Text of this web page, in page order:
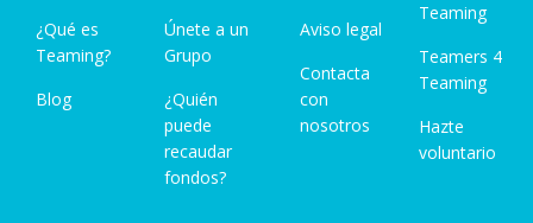
¿Qué es
Teaming?
Blog
Únete a un
Grupo
¿Quién
puede
recaudar
fondos?
Aviso legal
Contacta
con
nosotros
Teaming
Teamers 4
Teaming
Hazte
voluntario